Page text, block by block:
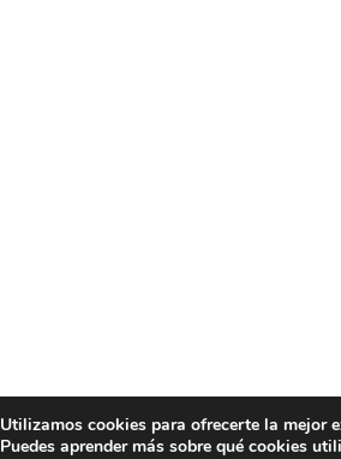
Utilizamos cookies para ofrecerte la mejor
Puedes aprender más sobre qué cookies